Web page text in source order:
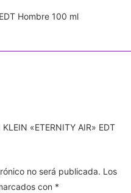
Hombre 100 ml
«ETERNITY AIR» EDT
no será publicada. Los
con *